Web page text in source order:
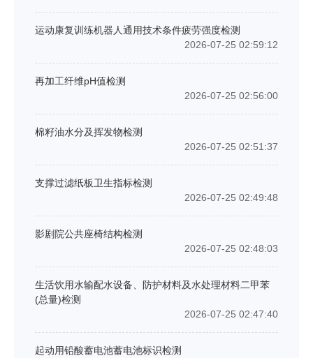
运动康复训练机器人通用技术条件疲劳强度检测
2026-07-25 02:59:12
再加工纤维pH值检测
2026-07-25 02:56:00
棉籽油水分及挥发物检测
2026-07-25 02:51:37
支撑过滤纸板卫生指标检测
2026-07-25 02:49:48
影剧院公共座椅结构检测
2026-07-25 02:48:03
生活饮用水输配水设备、防护材料及水处理材料二甲苯
(总量)检测
2026-07-25 02:47:40
起动用铅酸蓄电池蓄电池标识检测